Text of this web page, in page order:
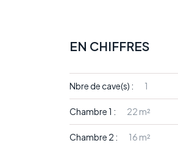
EN CHIFFRES
Nbre de cave(s) : 1
Chambre 1 : 22 m²
Chambre 2 : 16 m²